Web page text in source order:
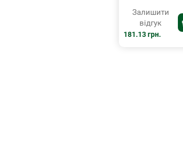
Залишити
відгук
181.13 грн.